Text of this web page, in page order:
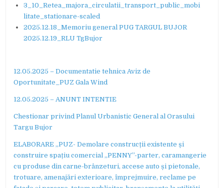
3_10_Retea_majora_circulatii_transport_public_mobi
litate_stationare-scaled
2025.12.18_Memoriu general PUG TARGUL BUJOR
2025.12.19_RLU TgBujor
12.05.2025 – Documentatie tehnica Aviz de
Oportunitate_PUZ Gala Wind
12.05.2025 – ANUNT INTENTIE
Chestionar privind Planul Urbanistic General al Orasului
Targu Bujor
ELABORARE ,,PUZ- Demolare construcții existente și
construire spațiu comercial ,,PENNY”-parter, caramangerie
cu produse din carne-brânzeturi, accese auto și pietonale,
trotuare, amenajări exterioare, împrejmuire, reclame pe